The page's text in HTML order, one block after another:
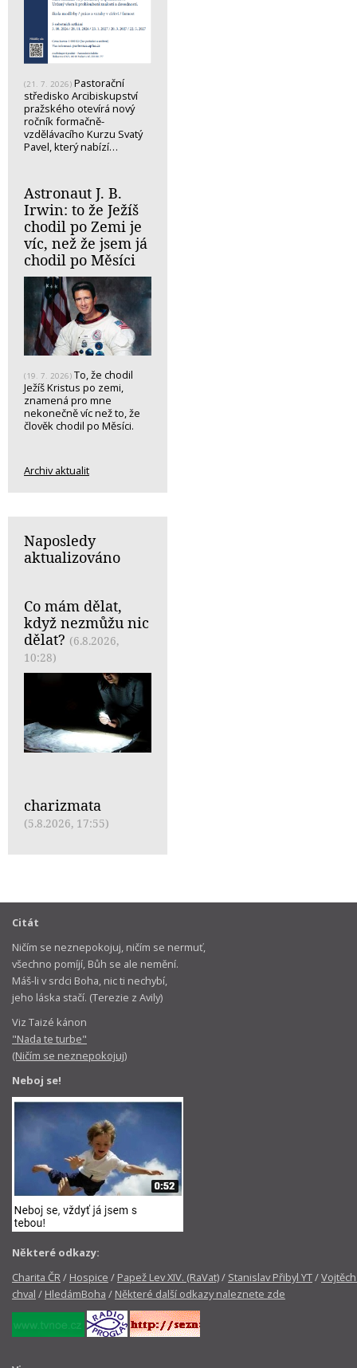
(21. 7. 2026) Pastorační
středisko Arcibiskupství
pražského otevírá nový
ročník formačně-
vzdělávacího Kurzu Svatý
Pavel, který nabízí…
Astronaut J. B.
Irwin: to že Ježíš
chodil po Zemi je
víc, než že jsem já
chodil po Měsíci
(19. 7. 2026) To, že chodil
Ježíš Kristus po zemi,
znamená pro mne
nekonečně víc než to, že
člověk chodil po Měsíci.
Archiv aktualit
Naposledy
aktualizováno
Co mám dělat,
když nezmůžu nic
dělat? (6.8.2026,
10:28)
charizmata
(5.8.2026, 17:55)
Citát
Ničím se neznepokojuj, ničím se nermuť,
všechno pomíjí, Bůh se ale nemění.
Máš-li v srdci Boha, nic ti nechybí,
jeho láska stačí. (Terezie z Avily)
Viz Taizé kánon
"Nada te turbe"
(Ničím se neznepokojuj)
Neboj se!
Některé odkazy:
Charita ČR/ Hospice / Papež Lev XIV. (RaVat)/ Stanislav Přibyl YT/
chval / HledámBoha / Některé další odkazy naleznete zde